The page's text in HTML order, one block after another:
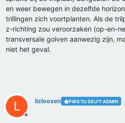
en weer bewegen in dezelfde
trillingen zich voortplanten. Als de
z-richting zou veroorzaken (op-en-
transversale golven aanwezig zijn,
niet het geval.
L
Offline
lizloosen PWS TU DELFT ADMIN